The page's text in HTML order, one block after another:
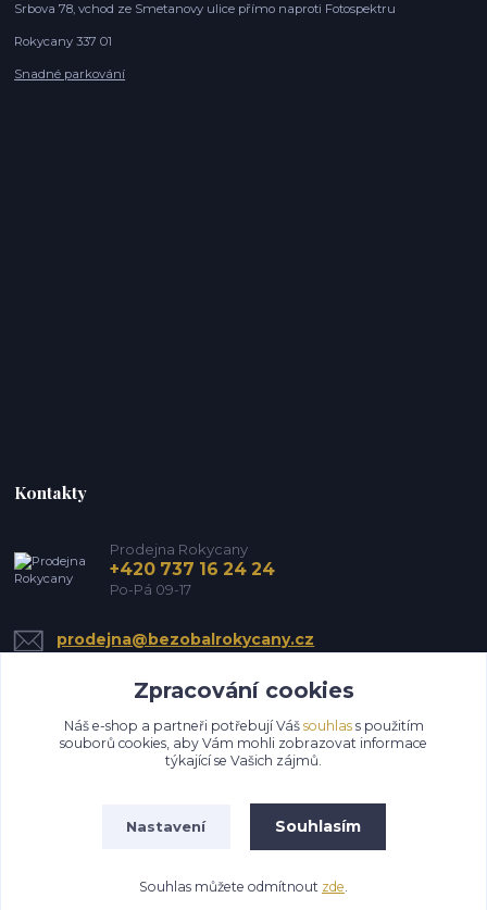
Srbova 78, vchod ze Smetanovy ulice přímo naproti Fotospektru
Rokycany 337 01
Snadné parkování
Kontakty
Prodejna Rokycany
+420 737 16 24 24
Po-Pá 09-17
prodejna@bezobalrokycany.cz
Upravit sběr cookies.
Vytvořeno na
Eshop-rychle.cz
Zpracování cookies
Náš e-shop a partneři potřebují Váš souhlass použitím
souborů cookies, aby Vám mohli zobrazovat informace
týkající se Vašich zájmů.
Nastavení Souhlasím
Souhlas můžete odmítnout zde